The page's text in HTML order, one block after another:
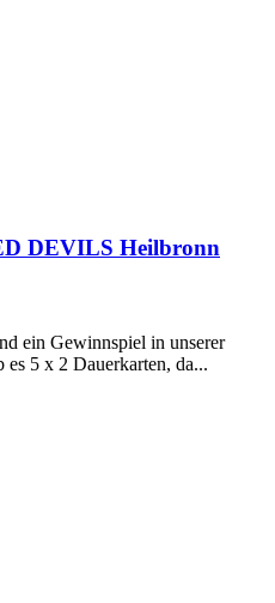
DEVILS Heilbronn
ein Gewinnspiel in unserer
5 x 2 Dauerkarten, da...